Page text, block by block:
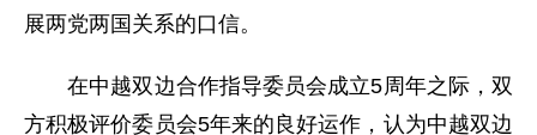
展两党两国关系的口信。
在中越双边合作指导委员会成立5周年之际，双
方积极评价委员会5年来的良好运作，认为中越双边